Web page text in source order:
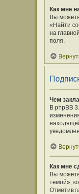
Как мне
Вы
«Найти
на
поля.
Чем
В phpBB
Как мне
Вы
темой»,
Отметив